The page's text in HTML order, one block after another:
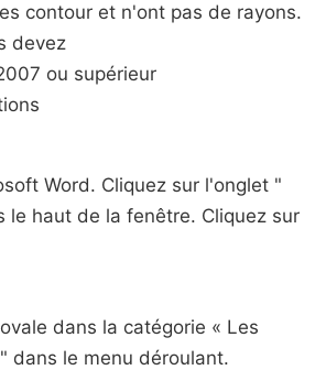
contour et n'ont pas de rayons.
devez
ou supérieur
Word. Cliquez sur l'onglet "
le haut de la fenêtre. Cliquez sur
dans la catégorie « Les
dans le menu déroulant.